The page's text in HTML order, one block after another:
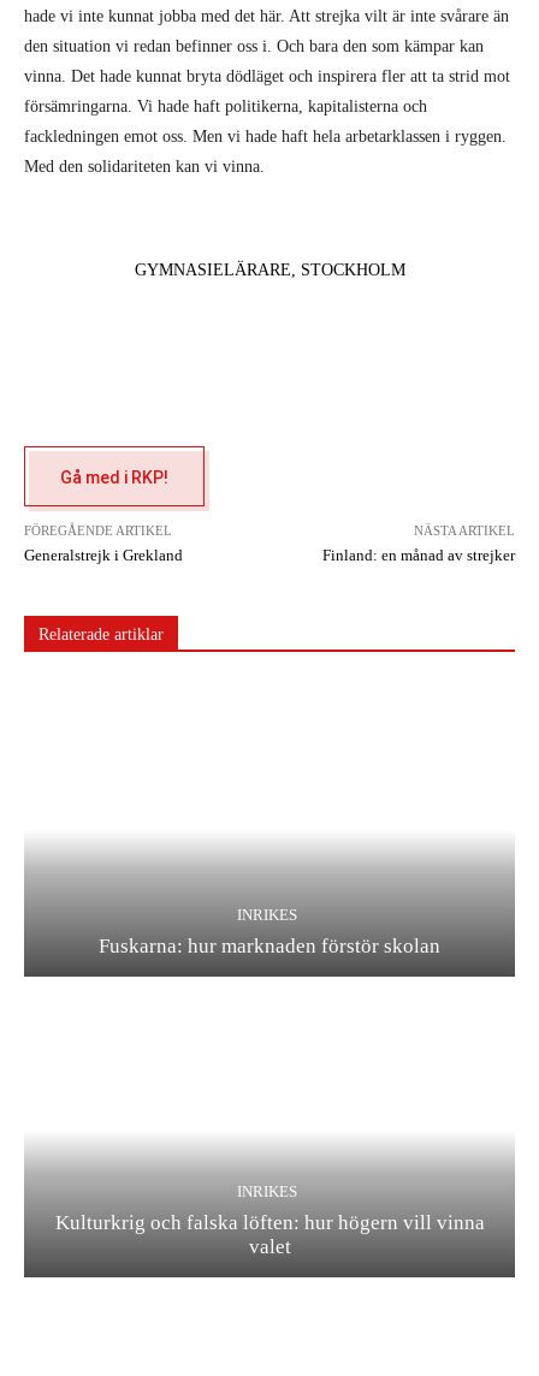
hade vi inte kunnat jobba med det här. Att strejka vilt är inte svårare än
den situation vi redan befinner oss i. Och bara den som kämpar kan
vinna. Det hade kunnat bryta dödläget och inspirera fler att ta strid mot
försämringarna. Vi hade haft politikerna, kapitalisterna och
fackledningen emot oss. Men vi hade haft hela arbetarklassen i ryggen.
Med den solidariteten kan vi vinna.
GYMNASIELÄRARE, STOCKHOLM
Gå med i RKP!
FÖREGÅENDE ARTIKEL
Generalstrejk i Grekland
NÄSTA ARTIKEL
Finland: en månad av strejker
Relaterade artiklar
INRIKES
Fuskarna: hur marknaden förstör skolan
INRIKES
Kulturkrig och falska löften: hur högern vill vinna
valet